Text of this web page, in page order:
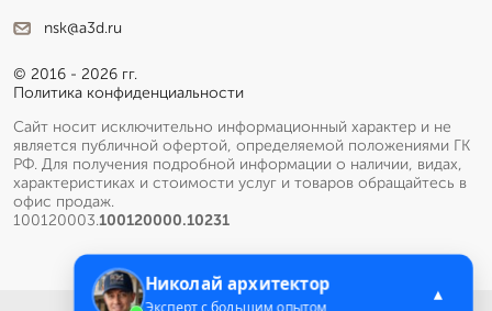
nsk@a3d.ru
© 2016 - 2026 гг.
Политика конфиденциальности
Сайт носит исключительно информационный характер и не
является публичной офертой, определяемой положениями ГК
РФ. Для получения подробной информации о наличии, видах,
характеристиках и стоимости услуг и товаров обращайтесь в
офис продаж.
100120003.100120000.10231
Николай архитектор
Эксперт с большим опытом
▲